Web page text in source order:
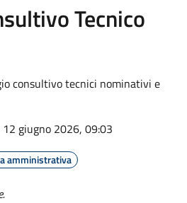
Tecnico
consultivo tecnici nominativi e
12 giugno 2026, 09:03
amministrativa